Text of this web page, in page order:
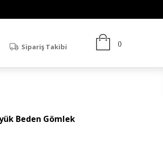
Sipariş Takibi
Beden Gömlek